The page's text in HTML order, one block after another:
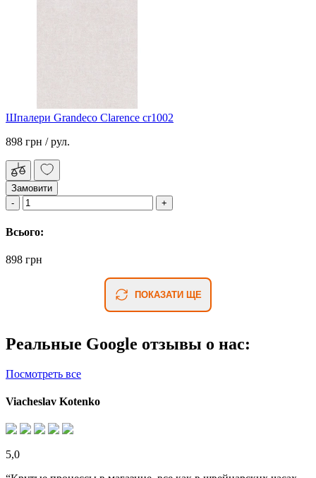
Шпалери Grandeco Clarence cr1002
898 грн / рул.
Замовити
Всього:
898 грн
ПОКАЗАТИ ЩЕ
Реальные Google отзывы о нас:
Посмотреть все
Viacheslav Kotenko
5,0